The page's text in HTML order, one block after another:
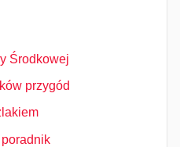
Środkowej
przygód